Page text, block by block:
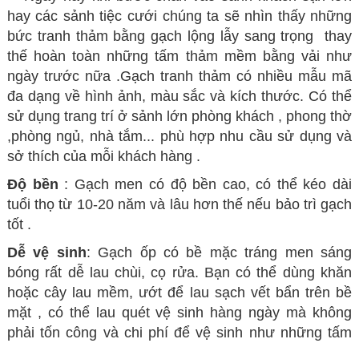
hay các sảnh tiệc cưới chúng ta sẽ nhìn thấy những
bức tranh thảm bằng gạch lộng lẫy sang trọng thay
thế hoàn toàn những tấm thảm mềm bằng vải như
ngày trước nữa .Gạch tranh thảm có nhiều mẫu mã
đa dạng về hình ảnh, màu sắc và kích thước. Có thể
sử dụng trang trí ở sảnh lớn phòng khách , phong thờ
,phòng ngủ, nhà tắm... phù hợp nhu cầu sử dụng và
sở thích của mỗi khách hàng .
Độ bền : Gạch men có độ bền cao, có thể kéo dài
tuổi thọ từ 10-20 năm và lâu hơn thế nếu bảo trì gạch
tốt .
Dễ vệ sinh: Gạch ốp có bề mặc tráng men sáng
bóng rất dễ lau chùi, cọ rửa. Bạn có thể dùng khăn
hoặc cây lau mềm, ướt để lau sạch vết bẩn trên bề
mặt , có thể lau quét vệ sinh hàng ngày mà không
phải tốn công và chi phí để vệ sinh như những tấm